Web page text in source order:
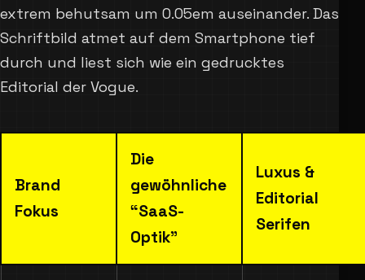
extrem behutsam um 0.05em auseinander. Das
Schriftbild atmet auf dem Smartphone tief
durch und liest sich wie ein gedrucktes
Editorial der Vogue.
Brand
Fokus
Die
gewöhnliche
“SaaS-
Optik”
Luxus &
Editorial
Serifen